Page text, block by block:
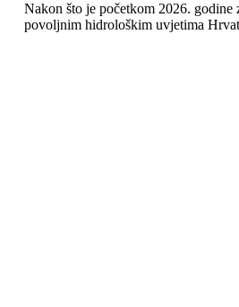
Nakon što je početkom 2026. godine
povoljnim hidrološkim uvjetima